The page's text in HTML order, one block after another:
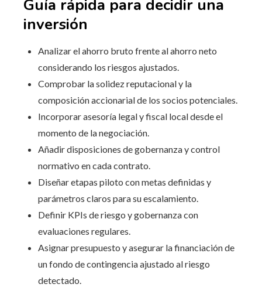
Guía rápida para decidir una
inversión
Analizar el ahorro bruto frente al ahorro neto
considerando los riesgos ajustados.
Comprobar la solidez reputacional y la
composición accionarial de los socios potenciales.
Incorporar asesoría legal y fiscal local desde el
momento de la negociación.
Añadir disposiciones de gobernanza y control
normativo en cada contrato.
Diseñar etapas piloto con metas definidas y
parámetros claros para su escalamiento.
Definir KPIs de riesgo y gobernanza con
evaluaciones regulares.
Asignar presupuesto y asegurar la financiación de
un fondo de contingencia ajustado al riesgo
detectado.